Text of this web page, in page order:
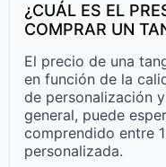
¿CUÁL ES EL
COMPRAR UN
El precio de una
en función de la
de personalización
general, puede
comprendido entre
personalizada.